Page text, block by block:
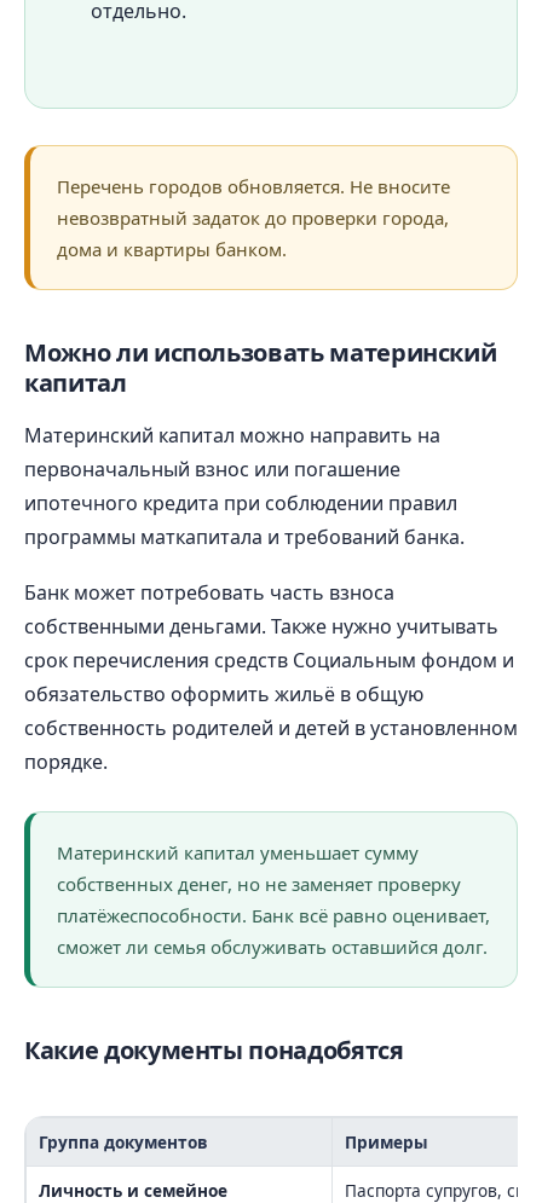
отдельно.
Перечень городов обновляется. Не вносите
невозвратный задаток до проверки города,
дома и квартиры банком.
Можно ли использовать материнский
капитал
Материнский капитал можно направить на
первоначальный взнос или погашение
ипотечного кредита при соблюдении правил
программы маткапитала и требований банка.
Банк может потребовать часть взноса
собственными деньгами. Также нужно учитывать
срок перечисления средств Социальным фондом и
обязательство оформить жильё в общую
собственность родителей и детей в установленном
порядке.
Материнский капитал уменьшает сумму
собственных денег, но не заменяет проверку
платёжеспособности. Банк всё равно оценивает,
сможет ли семья обслуживать оставшийся долг.
Какие документы понадобятся
Группа документов Примеры
Личность и семейное
Паспорта супругов,